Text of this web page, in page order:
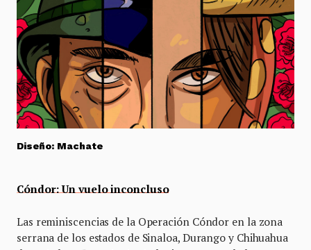
Diseño: Machate
Cóndor: Un vuelo inconcluso
Las reminiscencias de la Operación Cóndor en la zona
serrana de los estados de Sinaloa, Durango y Chihuahua